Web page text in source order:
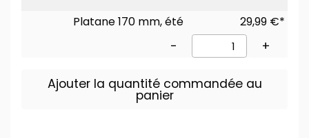
Platane 170 mm, été
29,99 €*
- +
Ajouter la quantité commandée au
panier